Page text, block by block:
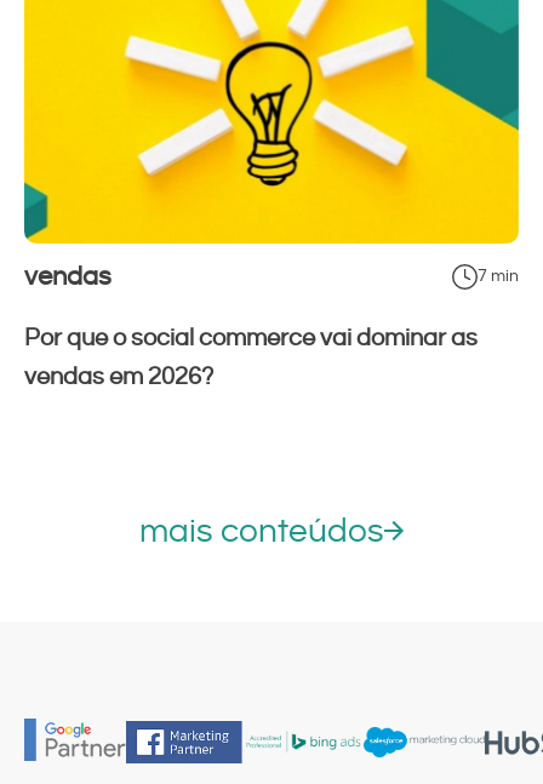
vendas 7 min
Por que o social commerce vai dominar as
vendas em 2026?
mais conteúdos